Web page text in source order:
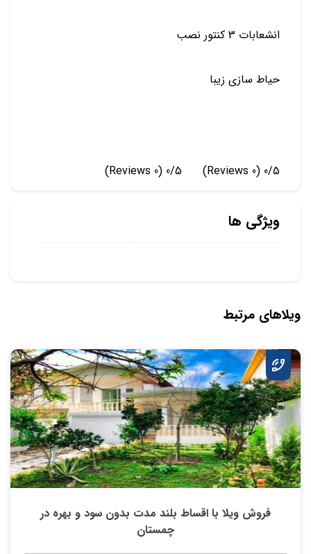
انشعابات 3 کنتور نصب
حیاط سازی زیبا
0/5
(0 Reviews)
0/5
(0 Reviews)
ویژگی ها
ویلاهای مرتبط
فروش ویلا با اقساط بلند مدت بدون سود و بهره در
چمستان